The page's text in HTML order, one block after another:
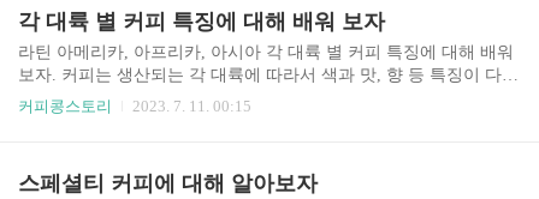
레소는 카푸치노와 라테와 같이 다양한 대중적인 커피 음료를 만드
는 농축된 커피 음료를 말한다. 이 추출 방법은 높은 압력에서 곱게
간 커피 원두에 뜨거운 물을 붓는 것이다. 이렇게 하면 상단에 크레
마 층이 있는 풍부하고 풍성한 바디감의 에스프레소 샷이 만들어진
다. 완벽한 에스프레소를 만들기 위해서는 그라인더가 내장된 에스
각 대륙 별 커피 특징에 대해 배워 보자
라틴 아메리카, 아프리카, 아시아 각 대륙 별 커피 특징에 대해 배워
보자. 커피는 생산되는 각 대륙에 따라서 색과 맛, 향 등 특징이 다르
다. 라틴 아메리카의 부드럽고 균형 잡힌 커피부터 아프리마 원두의
카: 풍부한 맛의 여행. 라틴 아메리카는 커피 유산으로 유명한 지역
커피콩스토리 2023. 7. 11. 00:15
스페셜티 커피에 대해 알아보자